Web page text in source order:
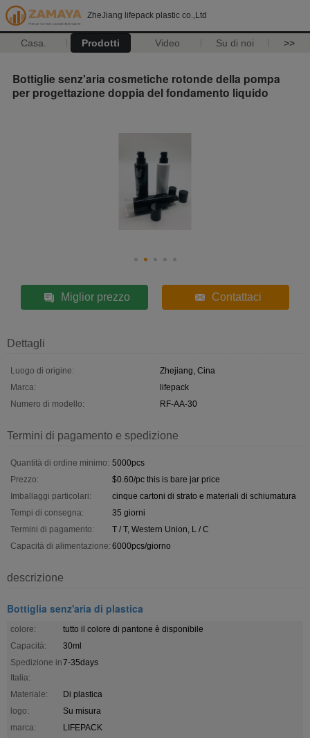
ZheJiang lifepack plastic co.,Ltd
Casa. Prodotti Video Su di noi >>
Bottiglie senz'aria cosmetiche rotonde della pompa
per progettazione doppia del fondamento liquido
Miglior prezzo Contattaci
Dettagli
Luogo di origine:
Zhejiang, Cina
Marca:
lifepack
Numero di modello:
RF-AA-30
Termini di pagamento e spedizione
Quantità di ordine minimo: 5000pcs
Prezzo:
$0.60/pc this is bare jar price
Imballaggi particolari:
cinque cartoni di strato e materiali di schiumatura
Tempi di consegna:
35 giorni
Termini di pagamento:
T / T, Western Union, L / C
Capacità di alimentazione: 6000pcs/giorno
descrizione
Bottiglia senz'aria di plastica
colore:
tutto il colore di pantone è disponibile
Capacità:
30ml
Spedizione in
Italia:
7-35days
Materiale:
Di plastica
logo:
Su misura
marca:
LIFEPACK